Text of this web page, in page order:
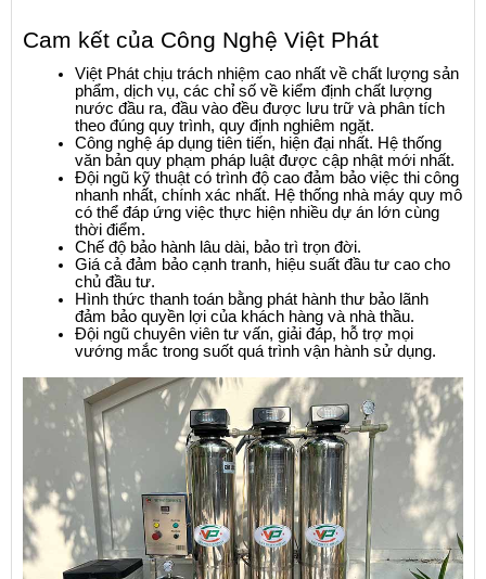
Cam kết của Công Nghệ Việt Phát
Việt Phát chịu trách nhiệm cao nhất về chất lượng sản
phẩm, dịch vụ, các chỉ số về kiểm định chất lượng
nước đầu ra, đầu vào đều được lưu trữ và phân tích
theo đúng quy trình, quy định nghiêm ngặt.
Công nghệ áp dụng tiên tiến, hiện đại nhất. Hệ thống
văn bản quy phạm pháp luật được cập nhật mới nhất.
Đội ngũ kỹ thuật có trình độ cao đảm bảo việc thi công
nhanh nhất, chính xác nhất. Hệ thống nhà máy quy mô
có thể đáp ứng việc thực hiện nhiều dự án lớn cùng
thời điểm.
Chế độ bảo hành lâu dài, bảo trì trọn đời.
Giá cả đảm bảo cạnh tranh, hiệu suất đầu tư cao cho
chủ đầu tư.
Hình thức thanh toán bằng phát hành thư bảo lãnh
đảm bảo quyền lợi của khách hàng và nhà thầu.
Đội ngũ chuyên viên tư vấn, giải đáp, hỗ trợ mọi
vướng mắc trong suốt quá trình vận hành sử dụng.